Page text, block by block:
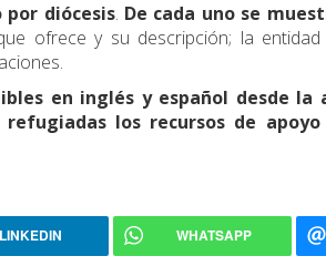
por diócesis. De cada uno se
ofrece y su descripción; la entidad
en inglés y español desde la
los recursos de apoyo
LINKEDIN WHATSAPP